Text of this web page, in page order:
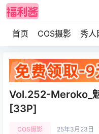
首页 COS摄影 秀人
Vol.252-Meroko_
[33P]
COS摄影 25年3月23日